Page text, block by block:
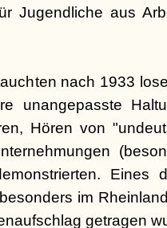
Jugendliche aus
nach 1933
unangepasste
Hören von
Eines
im
getragen